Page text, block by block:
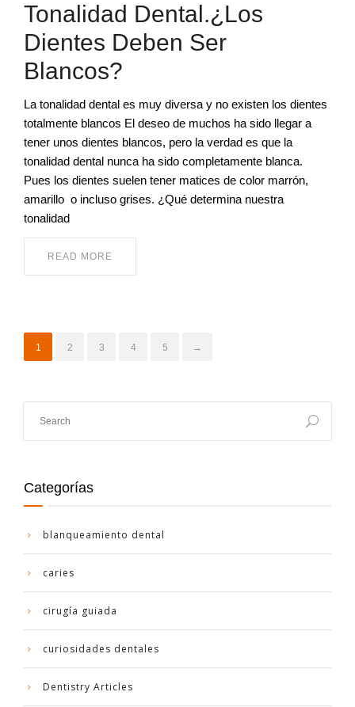
Tonalidad Dental.¿Los
Dientes Deben Ser
Blancos?
La tonalidad dental es muy diversa y no existen los dientes
totalmente blancos El deseo de muchos ha sido llegar a
tener unos dientes blancos, pero la verdad es que la
tonalidad dental nunca ha sido completamente blanca.
Pues los dientes suelen tener matices de color marrón,
amarillo o incluso grises. ¿Qué determina nuestra
tonalidad
READ MORE
1 2 3 4 5 →
Categorías
blanqueamiento dental
caries
cirugía guiada
curiosidades dentales
Dentistry Articles